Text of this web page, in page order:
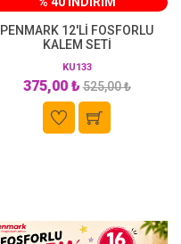
PENMARK 12'Lİ FOSFORLU
KALEM SETİ
KU133
375,00 ₺525,00 ₺